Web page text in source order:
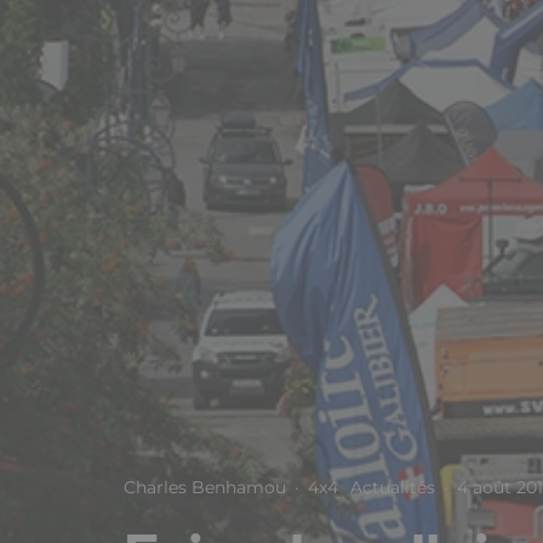
Charles Benhamou · 4x4 Actualités · 4 août